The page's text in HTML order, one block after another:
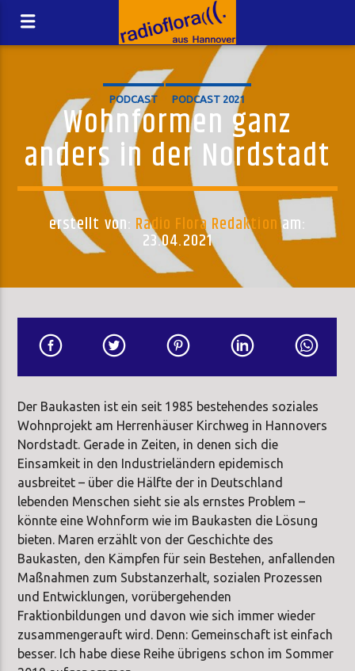
PODCAST PODCAST 2021
Wohnformen ganz
anders in der Nordstadt
erstellt von: Radio Flora Redaktionam:
23.04.2021
Der Baukasten ist ein seit 1985 bestehendes soziales
Wohnprojekt am Herrenhäuser Kirchweg in Hannovers
Nordstadt. Gerade in Zeiten, in denen sich die
Einsamkeit in den Industrieländern epidemisch
ausbreitet – über die Hälfte der in Deutschland
lebenden Menschen sieht sie als ernstes Problem –
könnte eine Wohnform wie im Baukasten die Lösung
bieten. Maren erzählt von der Geschichte des
Baukasten, den Kämpfen für sein Bestehen, anfallenden
Maßnahmen zum Substanzerhalt, sozialen Prozessen
und Entwicklungen, vorübergehenden
Fraktionbildungen und davon wie sich immer wieder
zusammengerauft wird. Denn: Gemeinschaft ist einfach
besser. Ich habe diese Reihe übrigens schon im Sommer